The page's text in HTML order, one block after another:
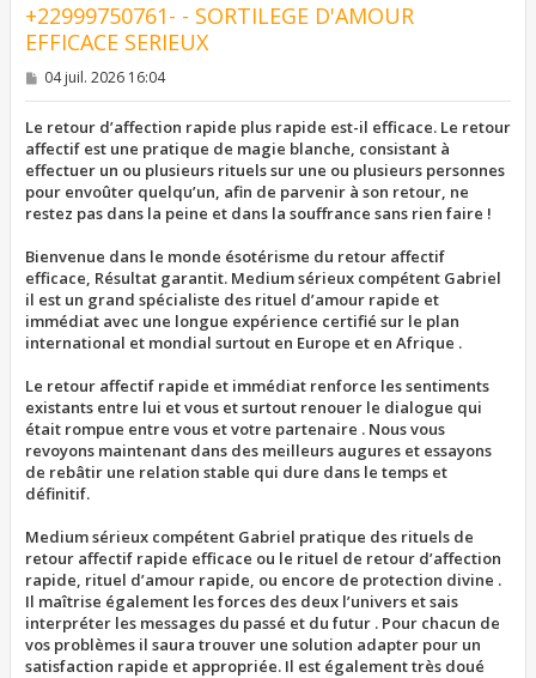
+22999750761- - SORTILEGE D'AMOUR
EFFICACE SERIEUX
M
s
a
g
e
04 juil. 2026 16:04
Le retour d’affection rapide plus rapide est-il efficace. Le retour
affectif est une pratique de magie blanche, consistant à
effectuer un ou plusieurs rituels sur une ou plusieurs personnes
pour envoûter quelqu’un, afin de parvenir à son retour, ne
restez pas dans la peine et dans la souffrance sans rien faire !
Bienvenue dans le monde ésotérisme du retour affectif
efficace, Résultat garantit. Medium sérieux compétent Gabriel
il est un grand spécialiste des rituel d’amour rapide et
immédiat avec une longue expérience certifié sur le plan
international et mondial surtout en Europe et en Afrique .
Le retour affectif rapide et immédiat renforce les sentiments
existants entre lui et vous et surtout renouer le dialogue qui
était rompue entre vous et votre partenaire . Nous vous
revoyons maintenant dans des meilleurs augures et essayons
de rebâtir une relation stable qui dure dans le temps et
définitif.
Medium sérieux compétent Gabriel pratique des rituels de
retour affectif rapide efficace ou le rituel de retour d’affection
rapide, rituel d’amour rapide, ou encore de protection divine .
Il maîtrise également les forces des deux l’univers et sais
interpréter les messages du passé et du futur . Pour chacun de
vos problèmes il saura trouver une solution adapter pour un
satisfaction rapide et appropriée. Il est également très doué